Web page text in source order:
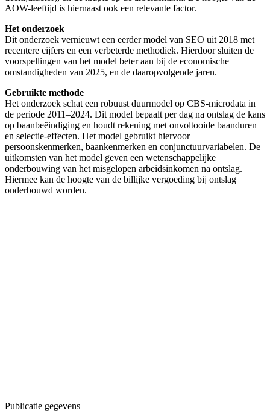
AOW-leeftijd is hiernaast ook een relevante factor.
Het onderzoek
Dit onderzoek vernieuwt een eerder model van SEO uit 2018 met
recentere cijfers en een verbeterde methodiek. Hierdoor sluiten de
voorspellingen van het model beter aan bij de economische
omstandigheden van 2025, en de daaropvolgende jaren.
Gebruikte methode
Het onderzoek schat een robuust duurmodel op CBS-microdata in
de periode 2011–2024. Dit model bepaalt per dag na ontslag de kans
op baanbeëindiging en houdt rekening met onvoltooide baanduren
en selectie-effecten. Het model gebruikt hiervoor
persoonskenmerken, baankenmerken en conjunctuurvariabelen. De
uitkomsten van het model geven een wetenschappelijke
onderbouwing van het misgelopen arbeidsinkomen na ontslag.
Hiermee kan de hoogte van de billijke vergoeding bij ontslag
onderbouwd worden.
Publicatie gegevens